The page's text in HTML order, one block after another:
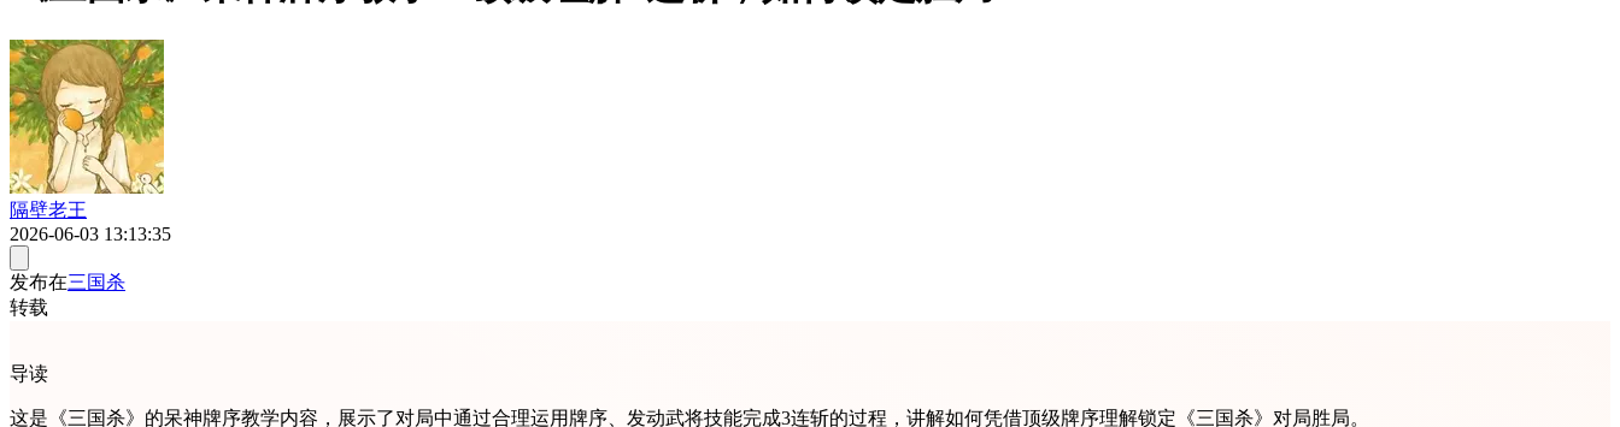
隔壁老王
2026-06-03 13:13:35
发布在三国杀
转载
导读
这是《三国杀》的呆神牌序教学内容，展示了对局中通过合理运用牌序、发动武将技能完成3连斩的过程，讲解如何凭借顶级牌序理解锁定《三国杀》对局胜局。